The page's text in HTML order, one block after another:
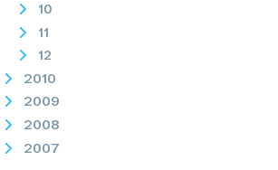
10
11
12
2010
2009
2008
2007